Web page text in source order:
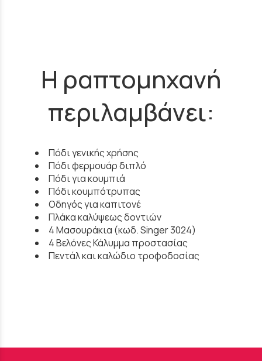
Η ραπτομηχανή
περιλαμβάνει:
Πόδι γενικής χρήσης
Πόδι φερμουάρ διπλό
Πόδι για κουμπιά
Πόδι κουμπότρυπας
Οδηγός για καπιτονέ
Πλάκα καλύψεως δοντιών
4 Μασουράκια (κωδ. Singer 3024)
4 Βελόνες Κάλυμμα προστασίας
Πεντάλ και καλώδιο τροφοδοσίας